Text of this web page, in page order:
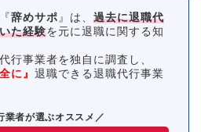
辞めサポ 』は、 過去に退職代
た経験を元に退職に関する知
行事業者を独自に調査し、
に』 退職できる退職代行事業
業者が選ぶオススメ／